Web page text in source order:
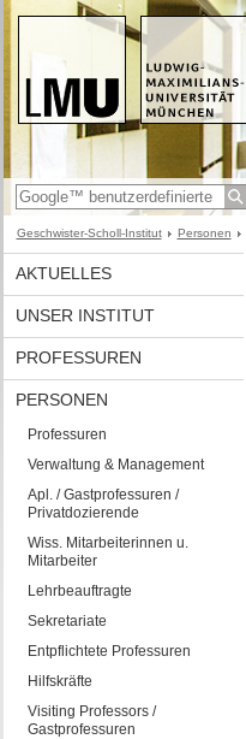
Geschwister-Scholl-Institut Personen
AKTUELLES
UNSER INSTITUT
PROFESSUREN
PERSONEN
Professuren
Verwaltung & Management
Apl. / Gastprofessuren /
Privatdozierende
Wiss. Mitarbeiterinnen u.
Mitarbeiter
Lehrbeauftragte
Sekretariate
Entpflichtete Professuren
Hilfskräfte
Visiting Professors /
Gastprofessuren